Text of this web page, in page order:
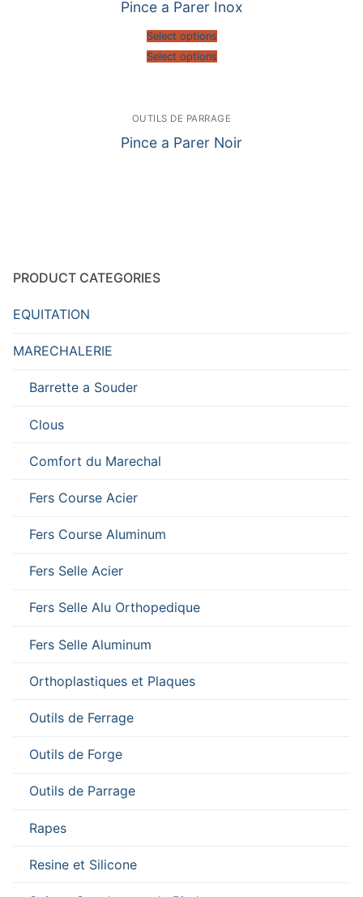
Pince a Parer Inox
Select options
Select options
OUTILS DE PARRAGE
Pince a Parer Noir
PRODUCT CATEGORIES
EQUITATION
MARECHALERIE
Barrette a Souder
Clous
Comfort du Marechal
Fers Course Acier
Fers Course Aluminum
Fers Selle Acier
Fers Selle Alu Orthopedique
Fers Selle Aluminum
Orthoplastiques et Plaques
Outils de Ferrage
Outils de Forge
Outils de Parrage
Rapes
Resine et Silicone